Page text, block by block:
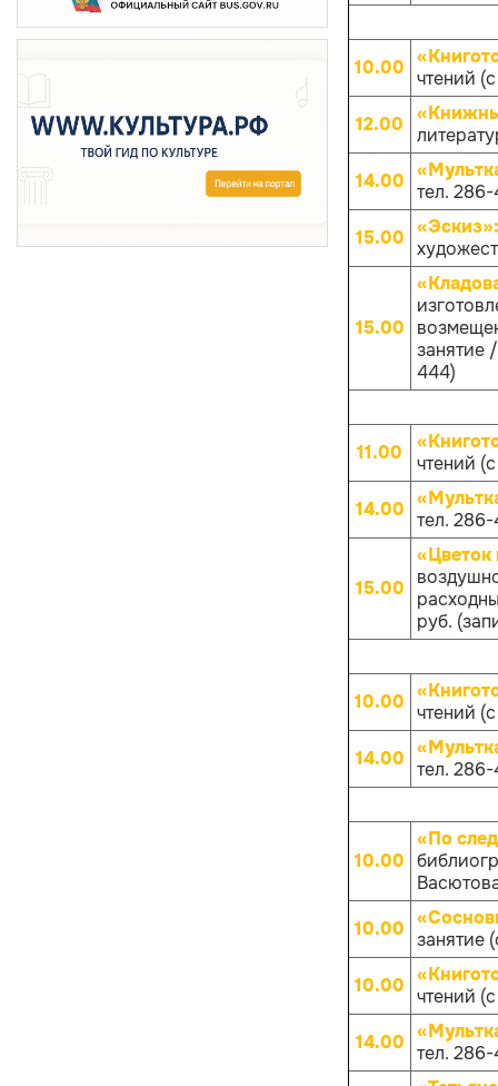
10.00 чтений
12.00
14.00 тел.
15.00
15.00
занятие
444)
11.00
чтений
14.00 тел.
15.00
руб.
10.00 чтений
14.00 тел.
10.00
«По
10.00 занятие
10.00 чтений
14.00 тел.